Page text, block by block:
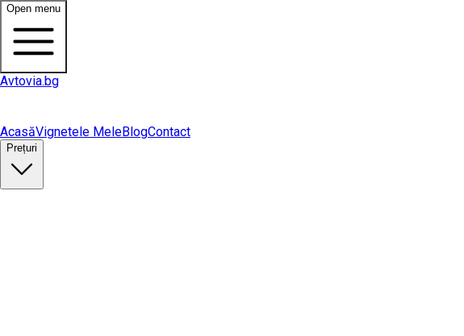
Open menu
Avtovia.bg
AcasăVignetele MeleBlogContact
Prețuri